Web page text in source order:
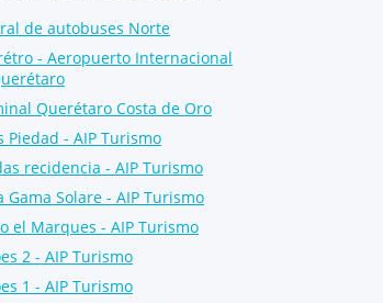
de autobuses Norte
- Aeropuerto Internacional
Querétaro Costa de Oro
Piedad - AIP Turismo
recidencia - AIP Turismo
Gama Solare - AIP Turismo
el Marques - AIP Turismo
2 - AIP Turismo
1 - AIP Turismo